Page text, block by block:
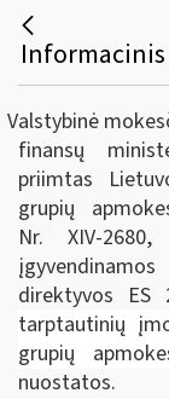
Valstybinė
finansų
priimtas
grupių
Nr. XIV-
direktyvos ES
tarptautinių
grupių
nuostatos.